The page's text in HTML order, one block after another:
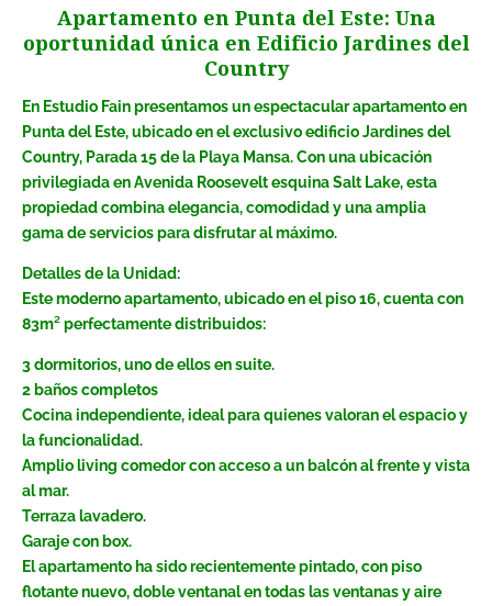
Apartamento en Punta del Este: Una
oportunidad única en Edificio Jardines del
Country
En Estudio Fain presentamos un espectacular apartamento en
Punta del Este, ubicado en el exclusivo edificio Jardines del
Country, Parada 15 de la Playa Mansa. Con una ubicación
privilegiada en Avenida Roosevelt esquina Salt Lake, esta
propiedad combina elegancia, comodidad y una amplia
gama de servicios para disfrutar al máximo.
Detalles de la Unidad:
Este moderno apartamento, ubicado en el piso 16, cuenta con
83m² perfectamente distribuidos:
3 dormitorios, uno de ellos en suite.
2 baños completos
Cocina independiente, ideal para quienes valoran el espacio y
la funcionalidad.
Amplio living comedor con acceso a un balcón al frente y vista
al mar.
Terraza lavadero.
Garaje con box.
El apartamento ha sido recientemente pintado, con piso
flotante nuevo, doble ventanal en todas las ventanas y aire